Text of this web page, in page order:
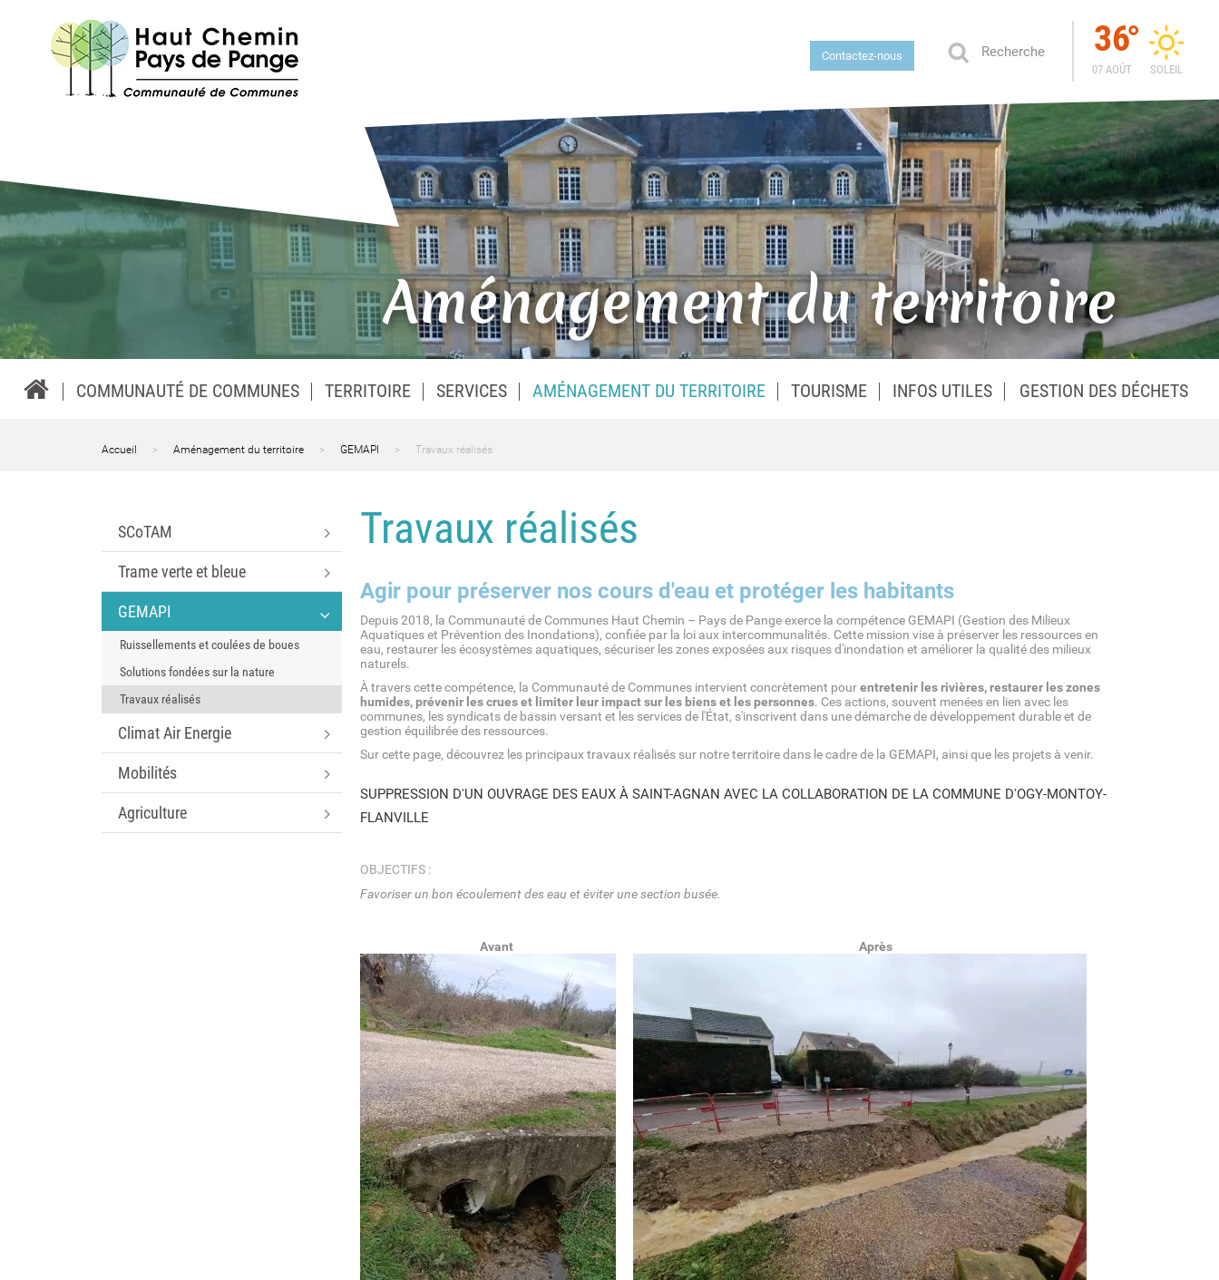
36°
07 AOÛT SOLEIL
Contactez-nous
Aménagement du territoire
COMMUNAUTÉ DE COMMUNES TERRITOIRE SERVICES AMÉNAGEMENT DU TERRITOIRE TOURISME INFOS UTILES GESTION DES DÉCHETS
Accueil Aménagement du territoire GEMAPI Travaux réalisés
Travaux réalisés
Agir pour préserver nos cours d'eau et protéger les habitants
Depuis 2018, la Communauté de Communes Haut Chemin – Pays de Pange exerce la compétence GEMAPI (Gestion des Milieux
Aquatiques et Prévention des Inondations), confiée par la loi aux intercommunalités. Cette mission vise à préserver les ressources en
eau, restaurer les écosystèmes aquatiques, sécuriser les zones exposées aux risques d'inondation et améliorer la qualité des milieux
naturels.
À travers cette compétence, la Communauté de Communes intervient concrètement pourentretenir les rivières, restaurer les zones
humides, prévenir les crues et limiter leur impact sur les biens et les personnes. Ces actions, souvent menées en lien avec les
communes, les syndicats de bassin versant et les services de l'État, s'inscrivent dans une démarche de développement durable et de
gestion équilibrée des ressources.
Sur cette page, découvrez les principaux travaux réalisés sur notre territoire dans le cadre de la GEMAPI, ainsi que les projets à venir.
SUPPRESSION D'UN OUVRAGE DES EAUX À SAINT-AGNAN AVEC LA COLLABORATION DE LA COMMUNE D'OGY-MONTOY-
FLANVILLE
OBJECTIFS :
Favoriser un bon écoulement des eau et éviter une section busée.
Avant Après
SCoTAM
Trame verte et bleue
GEMAPI
Ruissellements et coulées de boues
Solutions fondées sur la nature
Travaux réalisés
Climat Air Energie
Mobilités
Agriculture